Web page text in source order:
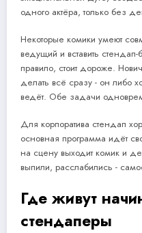
одного актёра, только без
Некоторые комики умеют
ведущий и вставить
правило, стоит дороже.
делать всё сразу - он либо
ведёт. Обе задачи
Для корпоратива стендап
основная программа идёт
на сцену выходит комик и
выпили, расслабились -
Где живут
стендаперы